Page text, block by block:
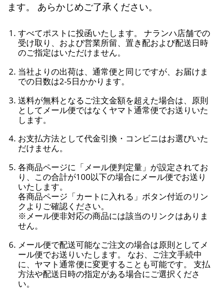
ます。 あらかじめご了承ください。
すべてポストに投函いたします。 ナランハ店舗での
受け取り、および営業所留、置き配および配送日時
のご指定はいただけません。
当社よりの出荷は、通常便と同じですが、お届けま
での日数は2-5日かかります。
送料が無料となるご注文金額を超えた場合は、原則
としてメール便ではなくヤマト通常便でお送りいた
します。
お支払方法として代金引換・コンビニはお選びいた
だけません。
各商品ページに「メール便判定量」が設定されてお
り、この合計が100以下の場合にメール便でお送り
いたします。
各商品ページ「カートに入れる」ボタン付近のリン
クよりご確認ください。
※メール便非対応の商品には該当のリンクはありま
せん。
メール便で配送可能なご注文の場合は原則としてメ
ール便でお送りいたします。 なお、ご注文手続中
に、ヤマト通常便に変更することも可能です。 支払
方法や配送日時の指定がある場合にご選択くださ
い。